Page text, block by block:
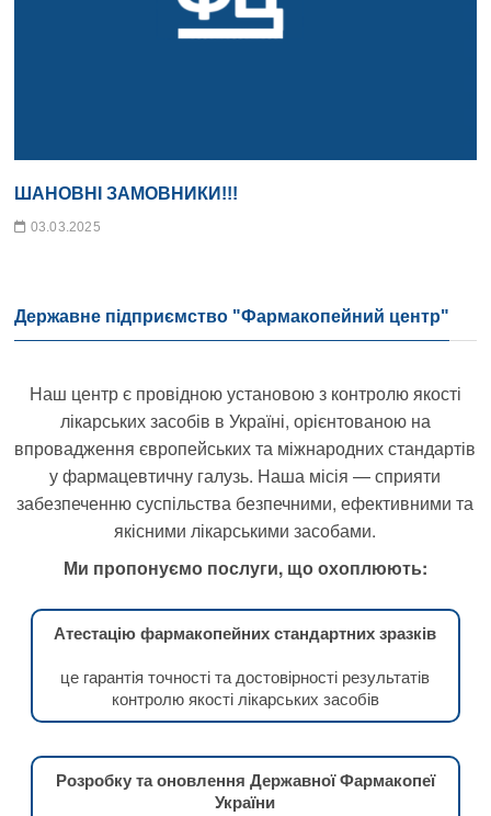
ШАНОВНІ ЗАМОВНИКИ!!!
03.03.2025
Державне підприємство "Фармакопейний центр"
Наш центр є провідною установою з контролю якості
лікарських засобів в Україні, орієнтованою на
впровадження європейських та міжнародних стандартів
у фармацевтичну галузь. Наша місія — сприяти
забезпеченню суспільства безпечними, ефективними та
якісними лікарськими засобами.
Ми пропонуємо послуги, що охоплюють:
Атестацію фармакопейних стандартних зразків
це гарантія точності та достовірності результатів
контролю якості лікарських засобів
Розробку та оновлення Державної Фармакопеї
України